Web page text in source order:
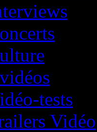
tests
Vidéo